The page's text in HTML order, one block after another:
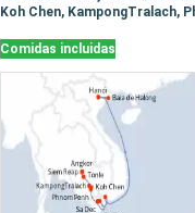
Comidas incluidas